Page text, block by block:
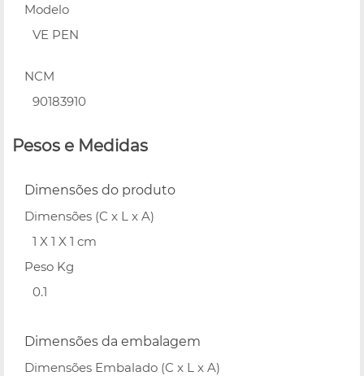
Modelo
VE PEN
NCM
90183910
Pesos e Medidas
Dimensões do produto
Dimensões (C x L x A)
1 X 1 X 1 cm
Peso Kg
0.1
Dimensões da embalagem
Dimensões Embalado (C x L x A)